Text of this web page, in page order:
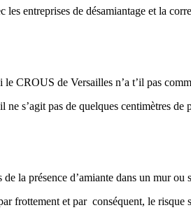
les entreprises de désamiantage et la
CROUS de Versailles n’a t’il pas
s’agit pas de quelques centimètres de
de la présence d’amiante dans un mur
frottement et par conséquent, le risque